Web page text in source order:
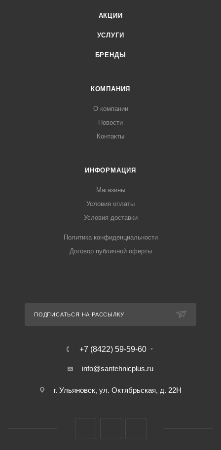
АКЦИИ
УСЛУГИ
БРЕНДЫ
КОМПАНИЯ
О компании
Новости
Контакты
ИНФОРМАЦИЯ
Магазины
Условия оплаты
Условия доставки
Политика конфиденциальности
Договор публичной оферты
ПОДПИСАТЬСЯ НА РАССЫЛКУ
+7 (8422) 59-59-60
info@santehnicplus.ru
г. Ульяновск, ул. Октябрьская, д. 22Н